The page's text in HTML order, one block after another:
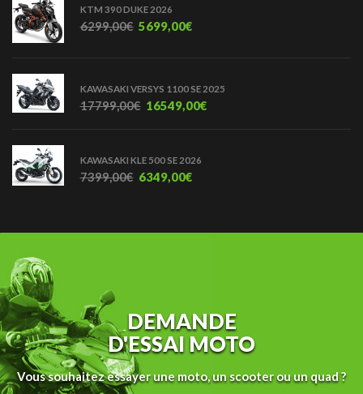
KTM 390 DUKE 2026
6299,00€ 5699,00€
KAWASAKI VERSYS 1100 SE 2025
17799,00€ 16549,00€
KAWASAKI KLE 500 SE 2026
7399,00€ 6349,00€
DEMANDE
D'ESSAI MOTO
Vous souhaitez essayer une moto, un scooter ou un quad ?